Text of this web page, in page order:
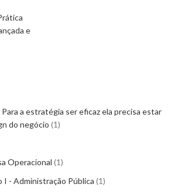
a estratégia ser eficaz ela precisa estar
do negócio 1
Operacional 1
- Administração Pública 1
e